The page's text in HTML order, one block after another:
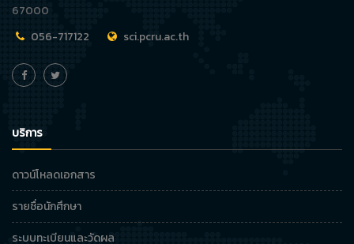
67000
056-717122
sci.pcru.ac.th
บริการ
ดาวน์โหลดเอกสาร
รายชื่อนักศึกษา
ระบบทะเบียนและวัดผล